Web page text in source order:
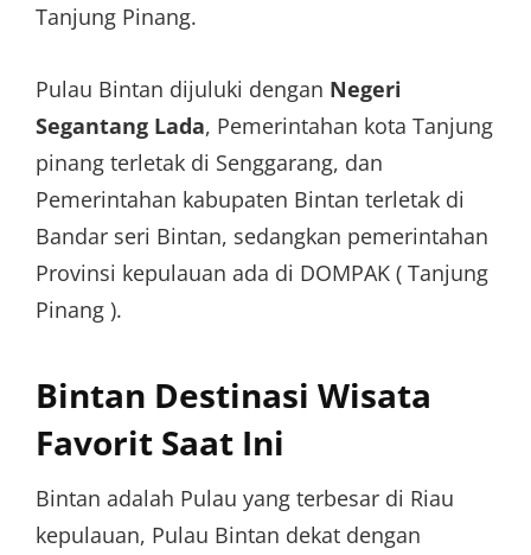
Tanjung Pinang.
Pulau Bintan dijuluki dengan Negeri
Segantang Lada, Pemerintahan kota Tanjung
pinang terletak di Senggarang, dan
Pemerintahan kabupaten Bintan terletak di
Bandar seri Bintan, sedangkan pemerintahan
Provinsi kepulauan ada di DOMPAK ( Tanjung
Pinang ).
Bintan Destinasi Wisata
Favorit Saat Ini
Bintan adalah Pulau yang terbesar di Riau
kepulauan, Pulau Bintan dekat dengan